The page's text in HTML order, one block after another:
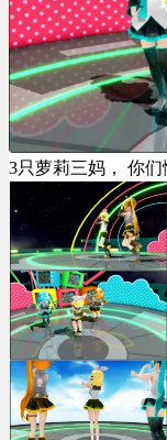
3只萝莉三妈， 你们